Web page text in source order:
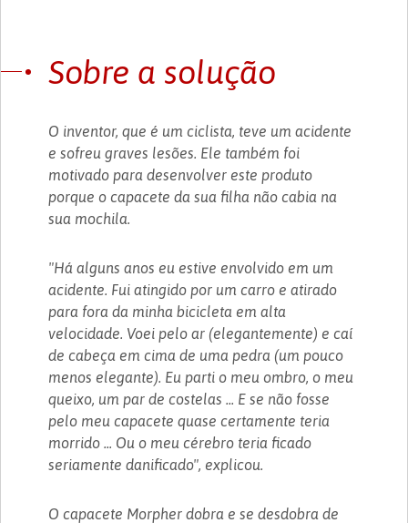
Sobre a solução
O inventor, que é um ciclista, teve um acidente
e sofreu graves lesões. Ele também foi
motivado para desenvolver este produto
porque o capacete da sua filha não cabia na
sua mochila.
"Há alguns anos eu estive envolvido em um
acidente. Fui atingido por um carro e atirado
para fora da minha bicicleta em alta
velocidade. Voei pelo ar (elegantemente) e caí
de cabeça em cima de uma pedra (um pouco
menos elegante). Eu parti o meu ombro, o meu
queixo, um par de costelas ... E se não fosse
pelo meu capacete quase certamente teria
morrido ... Ou o meu cérebro teria ficado
seriamente danificado", explicou.
O capacete Morpher dobra e se desdobra de